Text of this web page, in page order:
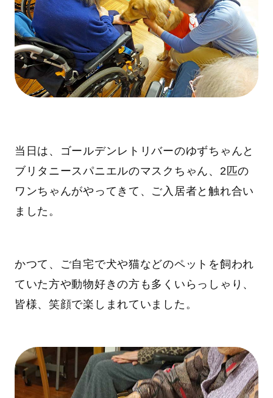
当日は、ゴールデンレトリバーのゆずちゃんと
ブリタニースパニエルのマスクちゃん、2匹の
ワンちゃんがやってきて、ご入居者と触れ合い
ました。
かつて、ご自宅で犬や猫などのペットを飼われ
ていた方や動物好きの方も多くいらっしゃり、
皆様、笑顔で楽しまれていました。